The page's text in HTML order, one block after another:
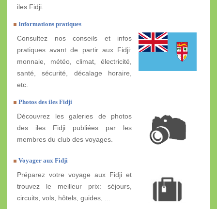
iles Fidji.
Informations pratiques
Consultez nos conseils et infos
pratiques avant de partir aux Fidji:
monnaie, météo, climat, électricité,
santé, sécurité, décalage horaire,
etc.
Photos des iles Fidji
Découvrez les galeries de photos
des iles Fidji publiées par les
membres du club des voyages.
Voyager aux Fidji
Préparez votre voyage aux Fidji et
trouvez le meilleur prix: séjours,
circuits, vols, hôtels, guides, ...